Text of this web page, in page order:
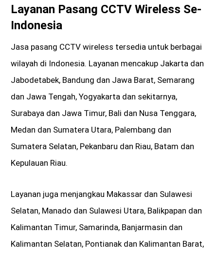
Layanan Pasang CCTV Wireless Se-
Indonesia
Jasa pasang CCTV wireless tersedia untuk berbagai
wilayah di Indonesia. Layanan mencakup Jakarta dan
Jabodetabek, Bandung dan Jawa Barat, Semarang
dan Jawa Tengah, Yogyakarta dan sekitarnya,
Surabaya dan Jawa Timur, Bali dan Nusa Tenggara,
Medan dan Sumatera Utara, Palembang dan
Sumatera Selatan, Pekanbaru dan Riau, Batam dan
Kepulauan Riau.
Layanan juga menjangkau Makassar dan Sulawesi
Selatan, Manado dan Sulawesi Utara, Balikpapan dan
Kalimantan Timur, Samarinda, Banjarmasin dan
Kalimantan Selatan, Pontianak dan Kalimantan Barat,